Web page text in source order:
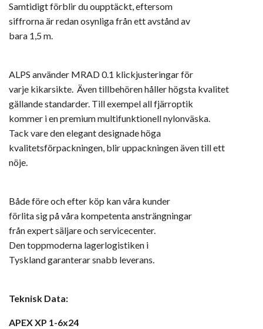
Samtidigt förblir du oupptäckt, eftersom
siffrorna är redan osynliga från ett avstånd av
bara 1,5 m.
ALPS använder MRAD 0.1 klickjusteringar för
varje kikarsikte. Även tillbehören håller högsta kvalitet
gällande standarder. Till exempel all fjärroptik
kommer i en premium multifunktionell nylonväska.
Tack vare den elegant designade höga
kvalitetsförpackningen, blir uppackningen även till ett
nöje.
Både före och efter köp kan våra kunder
förlita sig på våra kompetenta ansträngningar
från expert säljare och servicecenter.
Den toppmoderna lagerlogistiken i
Tyskland garanterar snabb leverans.
Teknisk Data:
APEX XP 1-6x24